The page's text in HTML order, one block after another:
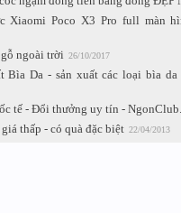
Xiaomi Poco X3 Pro full màn
ngoài trời 26/10/2017
Bìa Da - sản xuất các loại bìa da
tế - Đổi thưởng uy tín -
thấp - có quà đặc biệt 22/04/2013